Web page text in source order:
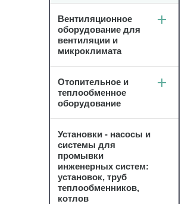
Вентиляционное
оборудование для
вентиляции и
микроклимата
Отопительное и
теплообменное
оборудование
Установки - насосы и
системы для
промывки
инженерных систем:
установок, труб
теплообменников,
котлов